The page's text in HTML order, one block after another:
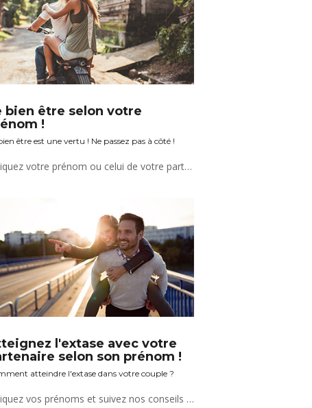
bien être selon votre
!
être est une vertu ! Ne passez pas à côté !
Indiquez votre prénom ou celui de votre partenaire et découvrez nos conseils bien être.
l'extase avec votre
selon son prénom !
atteindre l'extase dans votre couple ?
Indiquez vos prénoms et suivez nos conseils torrides !